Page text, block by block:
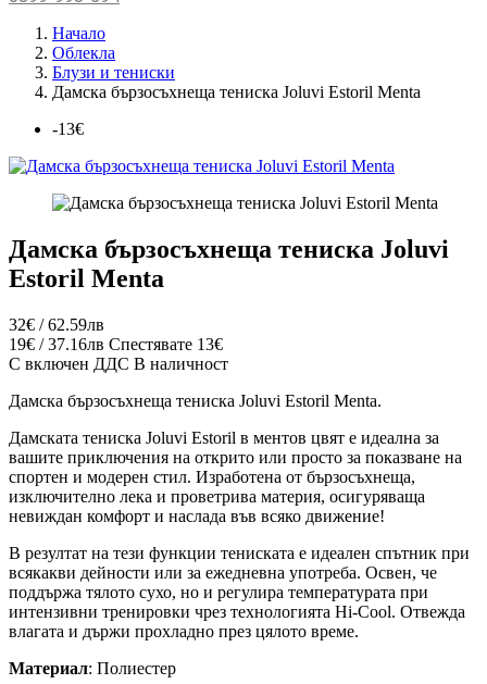
Начало
Облекла
Блузи и тениски
Дамска бързосъхнеща тениска Joluvi Estoril Menta
-13€
Дамска бързосъхнеща тениска Joluvi
Estoril Menta
32€ / 62.59лв
19€ / 37.16лв Спестявате 13€
С включен ДДС В наличност
Дамска бързосъхнеща тениска Joluvi Estoril Menta.
Дамската тениска Joluvi Estoril в ментов цвят е идеална за
вашите приключения на открито или просто за показване на
спортен и модерен стил. Изработена от бързосъхнеща,
изключително лека и проветрива материя, осигуряваща
невиждан комфорт и наслада във всяко движение!
В резултат на тези функции тениската е идеален спътник при
всякакви дейности или за ежедневна употреба. Освен, че
поддържа тялото сухо, но и регулира температурата при
интензивни тренировки чрез технологията Hi-Cool. Отвежда
влагата и държи прохладно през цялото време.
Материал: Полиестер